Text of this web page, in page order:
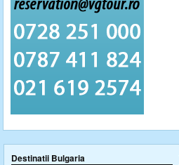
Destinatii Bulgaria